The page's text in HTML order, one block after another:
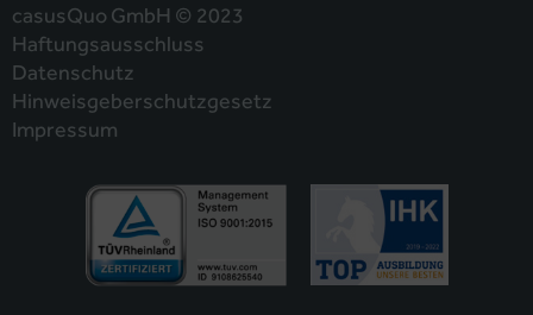
casusQuo GmbH © 2023
Haftungsausschluss
Datenschutz
Hinweisgeberschutzgesetz
Impressum